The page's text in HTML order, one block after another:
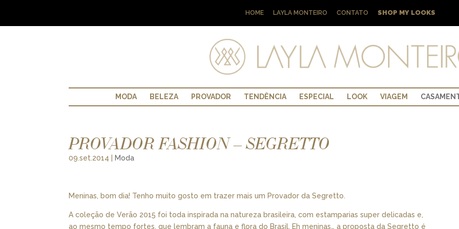
HOME LAYLA MONTEIRO CONTATO SHOP MY LOOKS
MODA BELEZA PROVADOR TENDÊNCIA ESPECIAL LOOK VIAGEM
PROVADOR FASHION – SEGRETTO
09.set.2014 Moda
Meninas, bom dia! Tenho muito gosto em trazer mais um Provador da Segretto.
A coleção de Verão 2015 foi toda inspirada na natureza brasileira, com estamparias super delicadas e,
ao mesmo tempo fortes, que lembram a fauna e flora do Brasil. Eh meninas… a proposta da Segretto é